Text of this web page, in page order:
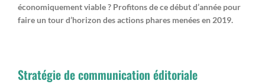
économiquement viable ? Profitons de ce début d’année pour
faire un tour d’horizon des actions phares menées en 2019.
Stratégie de communication éditoriale